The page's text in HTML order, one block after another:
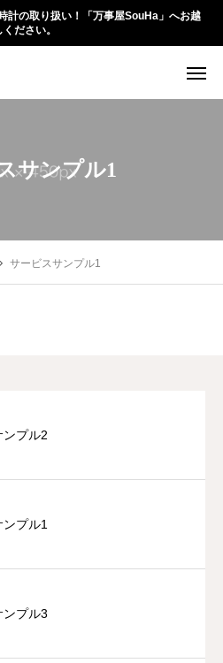
計の取り扱い！「万事屋SouHa」へお越
ください。
サンプル1
サービスサンプル1
ンプル2
プル1
ンプル3